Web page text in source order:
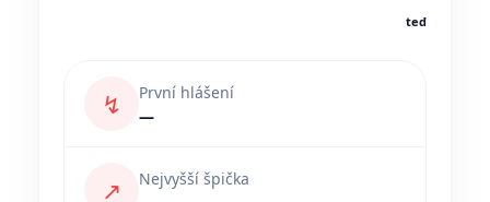
teď
↯
První hlášení
—
↗
Nejvyšší špička